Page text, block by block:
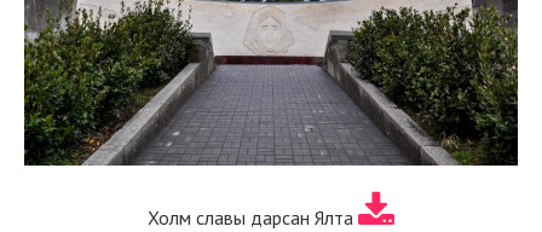
Холм славы дарсан Ялта